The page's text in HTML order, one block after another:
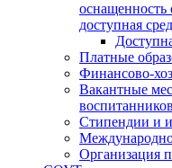
оснащенность
доступная
Платные
Финансово-
Вакантные
воспитанников
Стипендии и
Организация